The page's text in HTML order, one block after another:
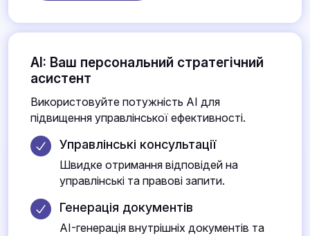
AI: Ваш персональний стратегічний
асистент
Використовуйте потужність AI для
підвищення управлінської ефективності.
Управлінські консультації
Швидке отримання відповідей на
управлінські та правові запити.
Генерація документів
AI-генерація внутрішніх документів та